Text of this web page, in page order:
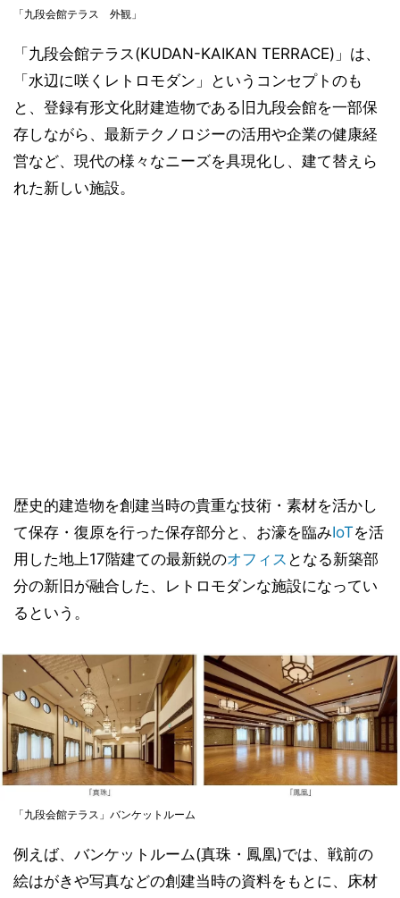
「九段会館テラス 外観」
「九段会館テラス(KUDAN-KAIKAN TERRACE)」は、
「水辺に咲くレトロモダン」というコンセプトのも
と、登録有形文化財建造物である旧九段会館を一部保
存しながら、最新テクノロジーの活用や企業の健康経
営など、現代の様々なニーズを具現化し、建て替えら
れた新しい施設。
歴史的建造物を創建当時の貴重な技術・素材を活かし
て保存・復原を行った保存部分と、お濠を臨みIoTを活
用した地上17階建ての最新鋭のオフィス となる新築部
分の新旧が融合した、レトロモダンな施設になってい
るという。
「九段会館テラス」バンケットルーム
例えば、バンケットルーム(真珠・鳳凰)では、戦前の
絵はがきや写真などの創建当時の資料をもとに、床材